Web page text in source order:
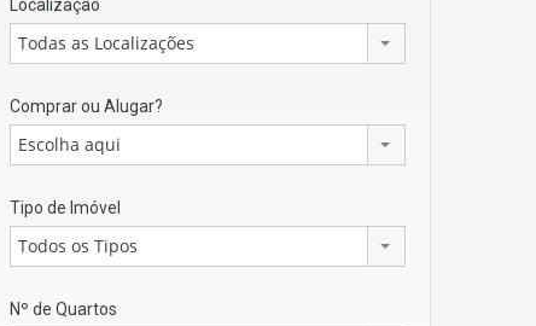
Localização
Todas as Localizações
Comprar ou Alugar?
Escolha aqui
Tipo de Imóvel
Todos os Tipos
Nº de Quartos